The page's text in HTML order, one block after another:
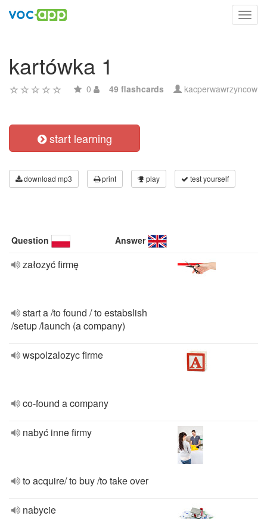
kartówka 1
0 49 flashcards kacperwawrzyncow
start learning
download mp3 print play test yourself
Question Answer
załozyć firmę
start a /to found / to estabslish
/setup /launch (a company)
wspolzalozyc firme
co-found a company
nabyć inne firmy
to acquire/ to buy /to take over
nabycie